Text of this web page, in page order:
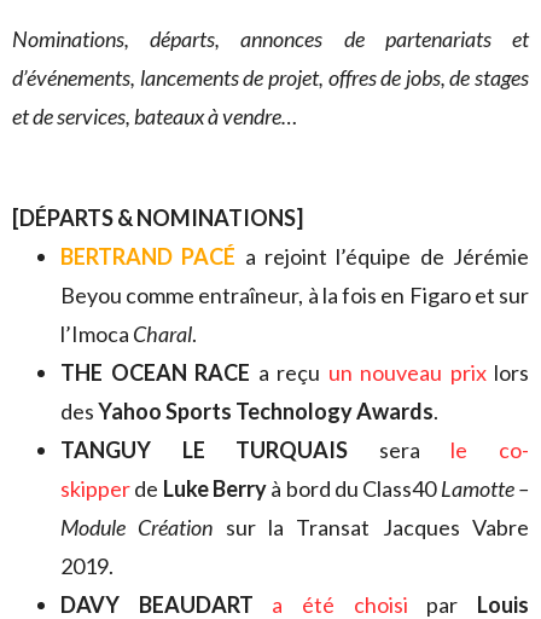
Nominations, départs, annonces de partenariats et
d’événements, lancements de projet, offres de jobs, de stages
et de services, bateaux à vendre…
[DÉPARTS & NOMINATIONS]
BERTRAND PACÉ a rejoint l’équipe de Jérémie
Beyou comme entraîneur, à la fois en Figaro et sur
l’Imoca Charal.
THE OCEAN RACE a reçu un nouveau prixlors
desYahoo Sports Technology Awards.
TANGUY LE TURQUAIS sera le co-
skipperde Luke Berryà bord du Class40Lamotte –
Module Création sur la Transat Jacques Vabre
2019.
DAVY BEAUDART
a été choisi par Louis